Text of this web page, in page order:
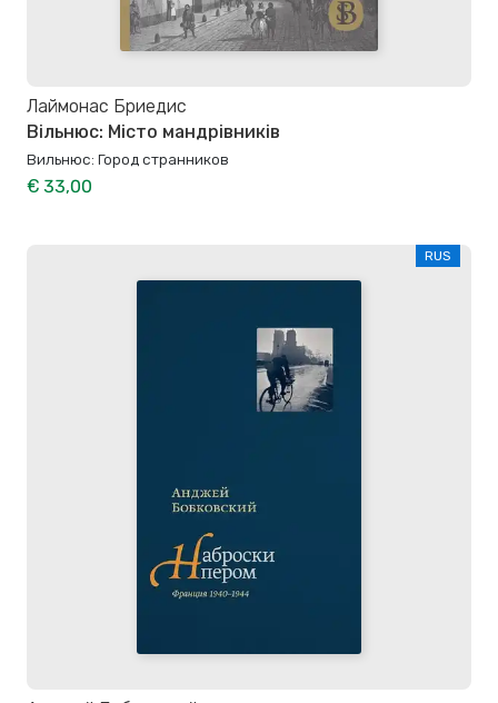
Лаймонас Бриедис
Вільнюс: Місто мандрівників
Вильнюс: Город странников
€ 33,00
RUS